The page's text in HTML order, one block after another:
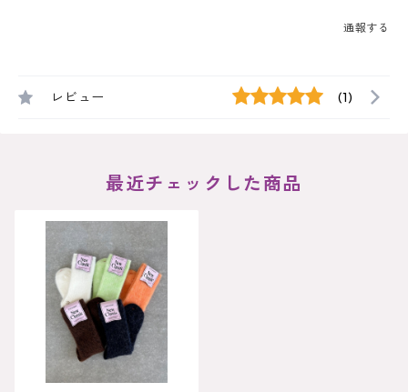
通報する
レビュー (1)
最近チェックした商品